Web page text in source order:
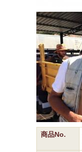
商品No.